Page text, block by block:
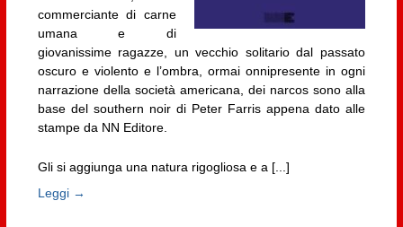
commerciante di carne
umana e di
giovanissime ragazze, un vecchio solitario dal passato
oscuro e violento e l’ombra, ormai onnipresente in ogni
narrazione della società americana, dei narcos sono alla
base del southern noir di Peter Farris appena dato alle
stampe da NN Editore.
Gli si aggiunga una natura rigogliosa e a [...]
Leggi →